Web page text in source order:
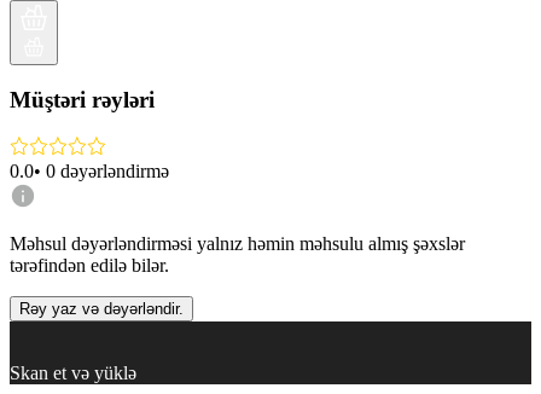
Müştəri rəyləri
0.0• 0 dəyərləndirmə
Məhsul dəyərləndirməsi yalnız həmin məhsulu almış şəxslər
tərəfindən edilə bilər.
Rəy yaz və dəyərləndir.
Skan et və yüklə